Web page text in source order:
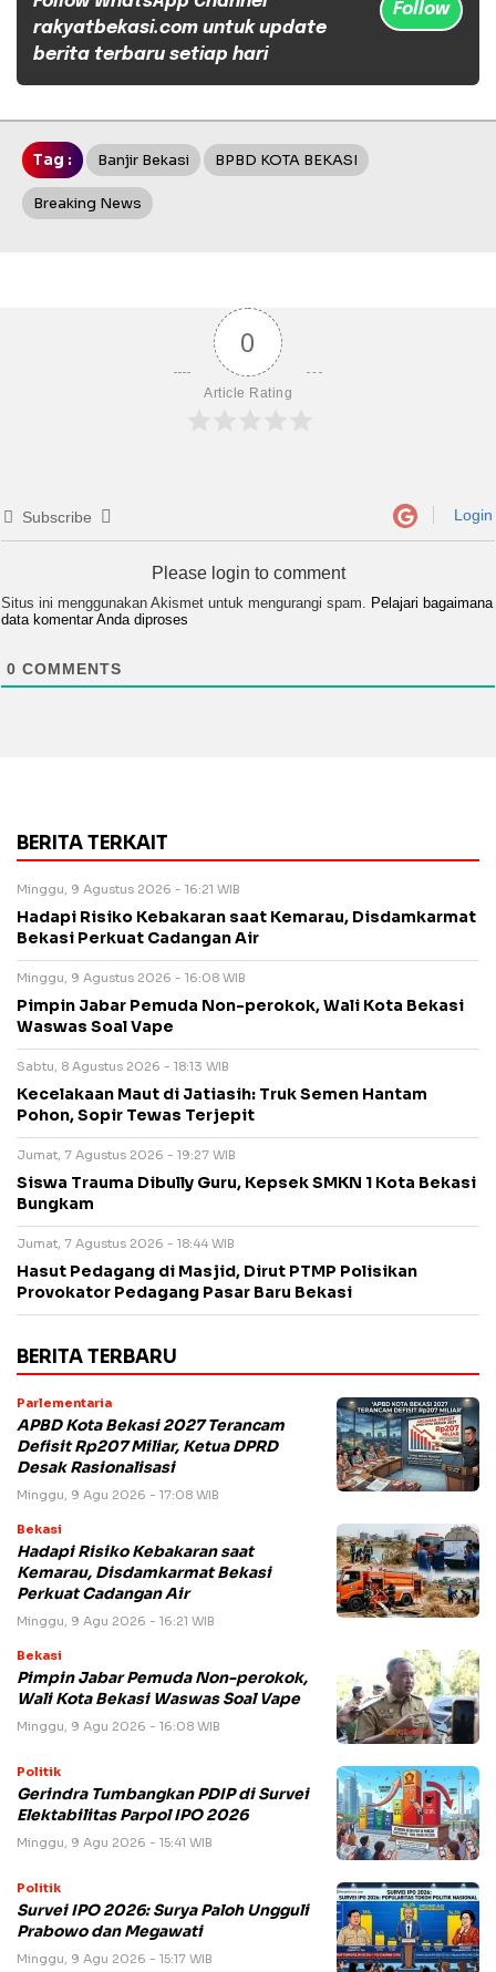
rakyatbekasi.com untuk update
berita terbaru setiap hari
Follow
Tag : Banjir Bekasi BPBD KOTA BEKASI
Breaking News
0
Article Rating
Subscribe Login
Please login to comment
Situs ini menggunakan Akismet untuk mengurangi spam. Pelajari bagaimana
data komentar Anda diproses
0 COMMENTS
BERITA TERKAIT
Minggu, 9 Agustus 2026 - 16:21 WIB
Hadapi Risiko Kebakaran saat Kemarau, Disdamkarmat
Bekasi Perkuat Cadangan Air
Minggu, 9 Agustus 2026 - 16:08 WIB
Pimpin Jabar Pemuda Non-perokok, Wali Kota Bekasi
Waswas Soal Vape
Sabtu, 8 Agustus 2026 - 18:13 WIB
Kecelakaan Maut di Jatiasih: Truk Semen Hantam
Pohon, Sopir Tewas Terjepit
Jumat, 7 Agustus 2026 - 19:27 WIB
Siswa Trauma Dibully Guru, Kepsek SMKN 1 Kota Bekasi
Bungkam
Jumat, 7 Agustus 2026 - 18:44 WIB
Hasut Pedagang di Masjid, Dirut PTMP Polisikan
Provokator Pedagang Pasar Baru Bekasi
BERITA TERBARU
Parlementaria
APBD Kota Bekasi 2027 Terancam
Defisit Rp207 Miliar, Ketua DPRD
Desak Rasionalisasi
Minggu, 9 Agu 2026 - 17:08 WIB
Bekasi
Hadapi Risiko Kebakaran saat
Kemarau, Disdamkarmat Bekasi
Perkuat Cadangan Air
Minggu, 9 Agu 2026 - 16:21 WIB
Bekasi
Pimpin Jabar Pemuda Non-perokok,
Wali Kota Bekasi Waswas Soal Vape
Minggu, 9 Agu 2026 - 16:08 WIB
Politik
Gerindra Tumbangkan PDIP di Survei
Elektabilitas Parpol IPO 2026
Minggu, 9 Agu 2026 - 15:41 WIB
Politik
Survei IPO 2026: Surya Paloh Ungguli
Prabowo dan Megawati
Minggu, 9 Agu 2026 - 15:17 WIB